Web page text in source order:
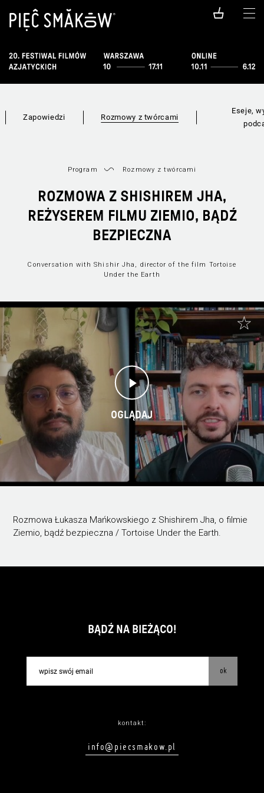
Zapowiedzi Rozmowy z twórcami
Eseje,
Program Rozmowy z twórcami
ROZMOWA Z SHISHIREM JHA,
REŻYSEREM FILMU ZIEMIO, BĄDŹ
BEZPIECZNA
Conversation with Shishir Jha, director of the film Tortoise
Under the Earth
OGLĄDAJ
Rozmowa Łukasza Mańkowskiego z Shishirem Jha, o filmie
Ziemio, bądź bezpieczna / Tortoise Under the Earth.
BĄDŹ NA BIEŻĄCO!
ok
kontakt:
info@piecsmakow.pl